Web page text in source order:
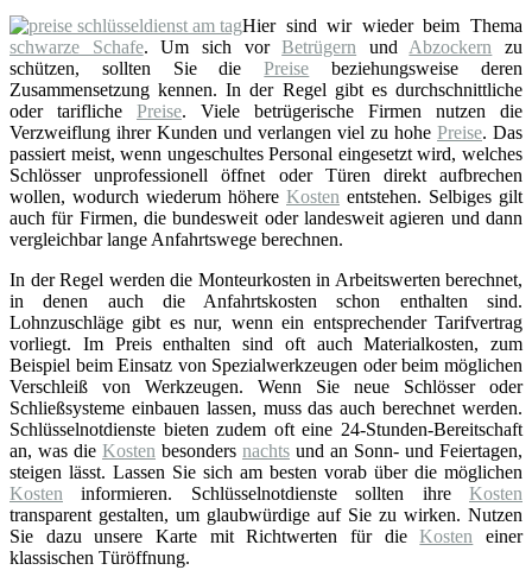
Hier sind wir wieder beim Thema
schwarze Schafe. Um sich vorBetrügern undAbzockern zu
schützen, sollten Sie diePreise beziehungsweise deren
Zusammensetzung kennen. In der Regel gibt es durchschnittliche
oder tarifliche Preise. Viele betrügerische Firmen nutzen die
Verzweiflung ihrer Kunden und verlangen viel zu hohe Preise. Das
passiert meist, wenn ungeschultes Personal eingesetzt wird, welches
Schlösser unprofessionell öffnet oder Türen direkt aufbrechen
wollen, wodurch wiederum höhere Kosten entstehen. Selbiges gilt
auch für Firmen, die bundesweit oder landesweit agieren und dann
vergleichbar lange Anfahrtswege berechnen.
In der Regel werden die Monteurkosten in Arbeitswerten berechnet,
in denen auch die Anfahrtskosten schon enthalten sind.
Lohnzuschläge gibt es nur, wenn ein entsprechender Tarifvertrag
vorliegt. Im Preis enthalten sind oft auch Materialkosten, zum
Beispiel beim Einsatz von Spezialwerkzeugen oder beim möglichen
Verschleiß von Werkzeugen. Wenn Sie neue Schlösser oder
Schließsysteme einbauen lassen, muss das auch berechnet werden.
Schlüsselnotdienste bieten zudem oft eine 24-Stunden-Bereitschaft
an, was die Kosten besonders nachts und an Sonn- und Feiertagen,
steigen lässt. Lassen Sie sich am besten vorab über die möglichen
Kosten informieren. Schlüsselnotdienste sollten ihre Kosten
transparent gestalten, um glaubwürdige auf Sie zu wirken. Nutzen
Sie dazu unsere Karte mit Richtwerten für dieKosten einer
klassischen Türöffnung.